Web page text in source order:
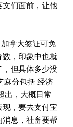
文们面前，让他
拿大签证可免
数，印象中也就
，但具体多少没
麻分包括 经济
出，大概日常
，要去支付宝
消息，社畜要帮